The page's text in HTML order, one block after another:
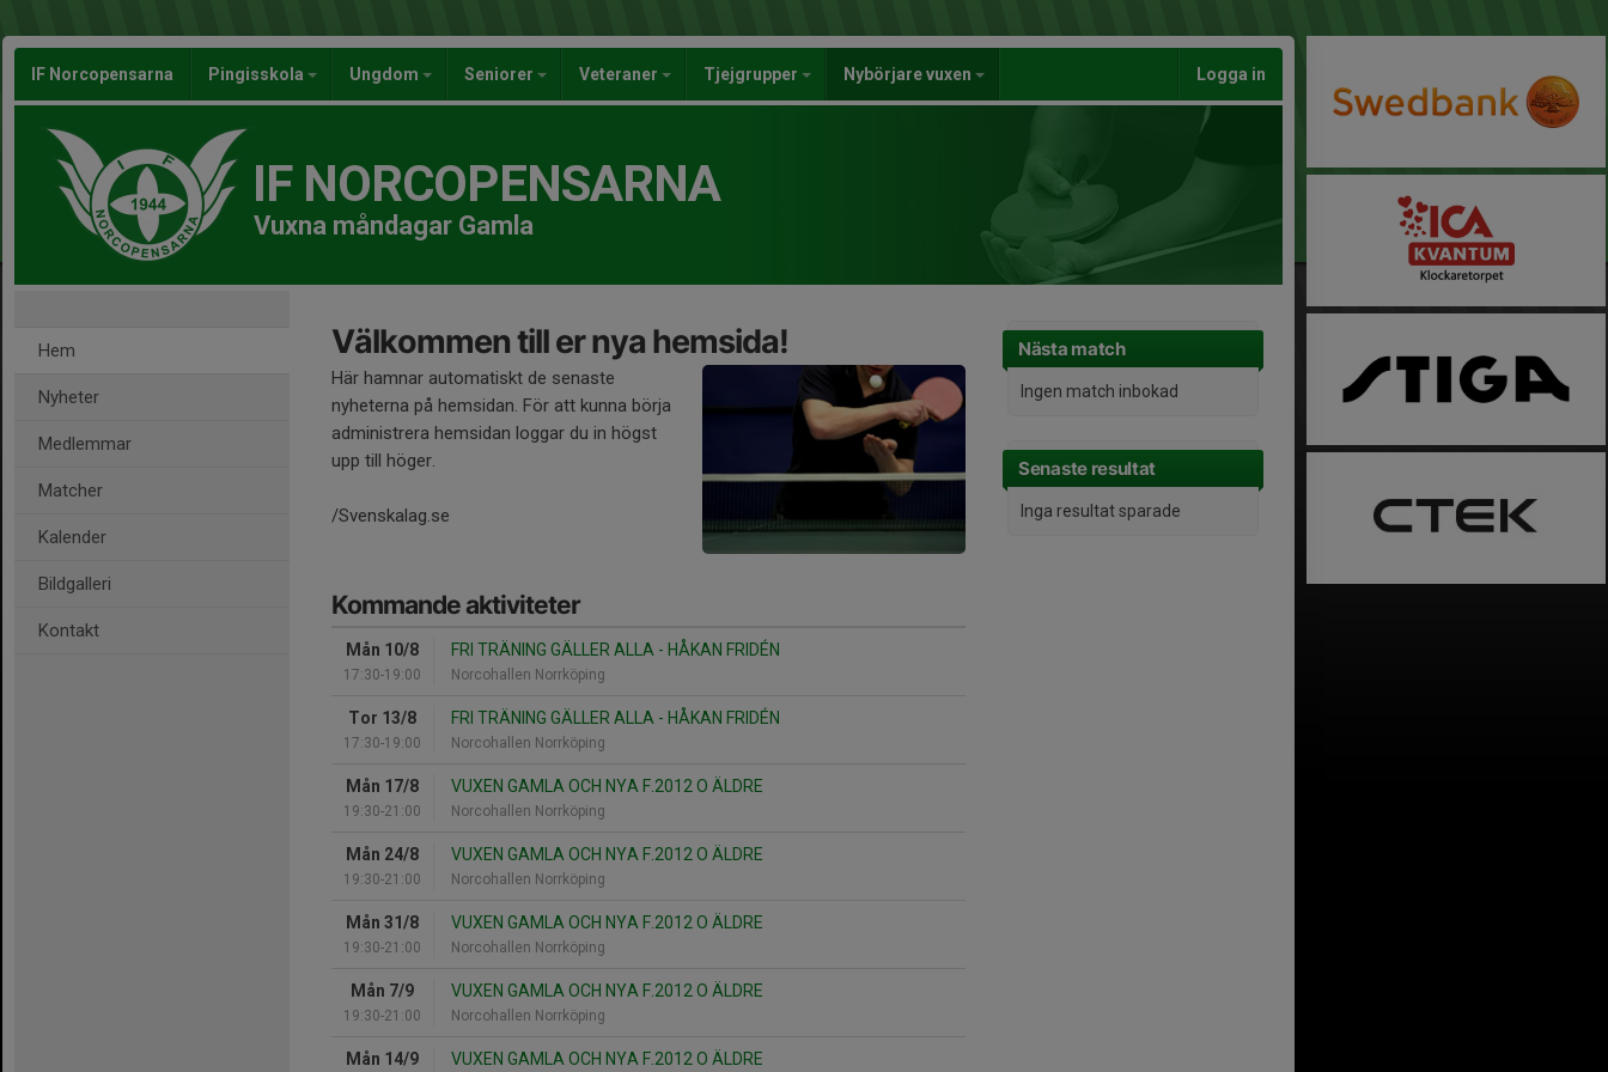
IF Norcopensarna Pingisskola Ungdom Seniorer Veteraner Tjejgrupper Nybörjare vuxen Logga in
IF NORCOPENSARNA
Vuxna måndagar Gamla
Hem
Nyheter
Medlemmar
Matcher
Kalender
Bildgalleri
Kontakt
Nästa match
Ingen match inbokad
Senaste resultat
Inga resultat sparade
Välkommen till er nya hemsida!
Här hamnar automatiskt de senaste
nyheterna på hemsidan. För att kunna börja
administrera hemsidan loggar du in högst
upp till höger.
/Svenskalag.se
Kommande aktiviteter
Mån 10/8
17:30-19:00
FRI TRÄNING GÄLLER ALLA - HÅKAN FRIDÉN
Norcohallen Norrköping
Tor 13/8
17:30-19:00
FRI TRÄNING GÄLLER ALLA - HÅKAN FRIDÉN
Norcohallen Norrköping
Mån 17/8
19:30-21:00
VUXEN GAMLA OCH NYA F.2012 O ÄLDRE
Norcohallen Norrköping
Mån 24/8
19:30-21:00
VUXEN GAMLA OCH NYA F.2012 O ÄLDRE
Norcohallen Norrköping
Mån 31/8
19:30-21:00
VUXEN GAMLA OCH NYA F.2012 O ÄLDRE
Norcohallen Norrköping
Mån 7/9
19:30-21:00
VUXEN GAMLA OCH NYA F.2012 O ÄLDRE
Norcohallen Norrköping
Mån 14/9 VUXEN GAMLA OCH NYA F.2012 O ÄLDRE